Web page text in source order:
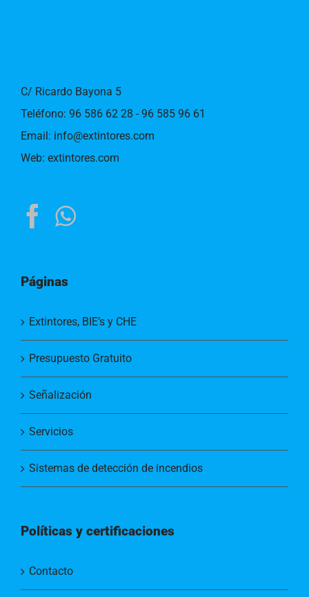
C/ Ricardo Bayona 5
Teléfono: 96 586 62 28 - 96 585 96 61
Email: info@extintores.com
Web: extintores.com
Páginas
Extintores, BIE’s y CHE
Presupuesto Gratuito
Señalización
Servicios
Sistemas de detección de incendios
Políticas y certificaciones
Contacto